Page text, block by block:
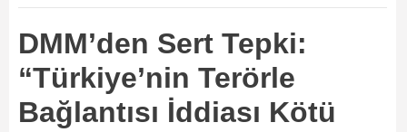
DMM’den Sert Tepki:
“Türkiye’nin Terörle
Bağlantısı İddiası Kötü